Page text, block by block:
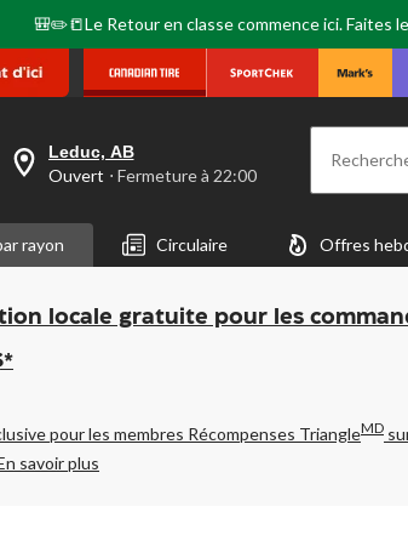
🎒✏️📒Le Retour en classe commence ici. Faites
votre
est
Leduc,
AB,
Ouvert,
Fermeture
à
pour
changer
Leduc, AB
Ouvert ⋅ Fermeture à 22:00
rayon Circulaire Offres
locale gratuite pour les
pour les membres Récompenses TriangleMD
savoir plus